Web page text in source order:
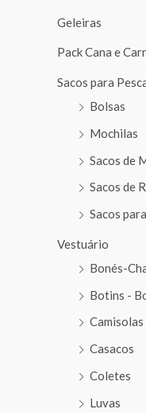
Geleiras
Pack Cana e
Sacos para
Bolsas
Mochilas
Sacos de
Sacos de
Sacos
Vestuário
Bonés-
Botins -
Casacos
Coletes
Luvas